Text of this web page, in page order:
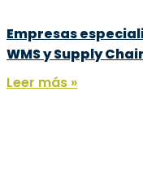
Empresas
WMS y Supply
Leer más »